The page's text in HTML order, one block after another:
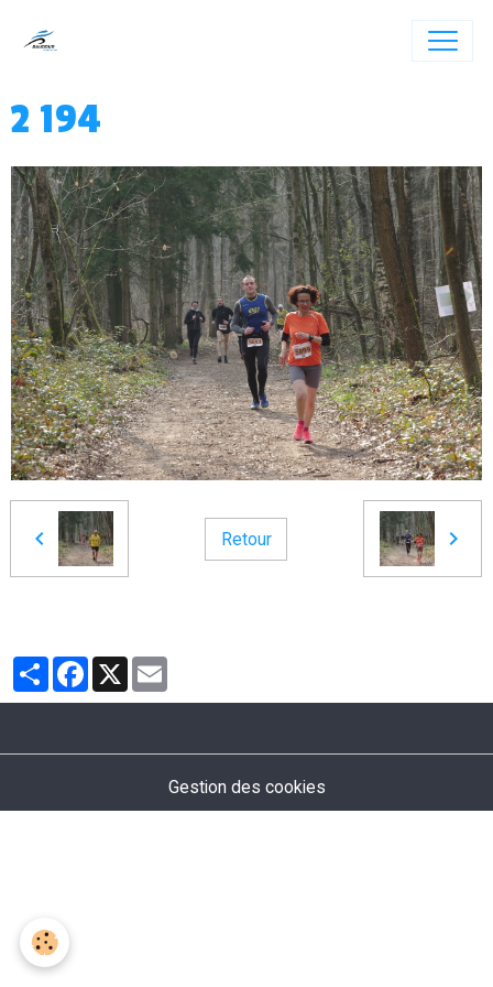
2 194
Retour
PartagerFacebook
X
Gestion des cookies